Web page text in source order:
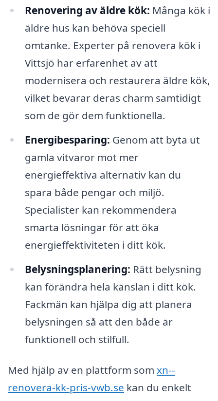
Renovering av äldre kök: Många kök i
äldre hus kan behöva speciell
omtanke. Experter på renovera kök i
Vittsjö har erfarenhet av att
modernisera och restaurera äldre kök,
vilket bevarar deras charm samtidigt
som de gör dem funktionella.
Energibesparing: Genom att byta ut
gamla vitvaror mot mer
energieffektiva alternativ kan du
spara både pengar och miljö.
Specialister kan rekommendera
smarta lösningar för att öka
energieffektiviteten i ditt kök.
Belysningsplanering: Rätt belysning
kan förändra hela känslan i ditt kök.
Fackmän kan hjälpa dig att planera
belysningen så att den både är
funktionell och stilfull.
Med hjälp av en plattform som xn--
renovera-kk-pris-vwb.se kan du enkelt